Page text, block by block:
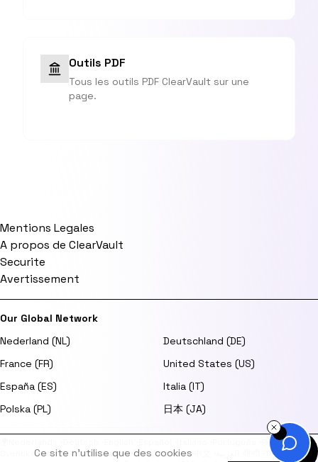
Outils PDF
Tous les outils PDF ClearVault sur une
page.
Mentions Legales
A propos de ClearVault
Securite
Avertissement
Our Global Network
Nederland (NL)
Deutschland (DE)
France (FR)
United States (US)
España (ES)
Italia (IT)
Polska (PL)
日本 (JA)
Polski
Svenska ·Dansk Norsk ·Suomi 日本語 ·한국어 Türkçe
Ce site n'utilise que des cookies